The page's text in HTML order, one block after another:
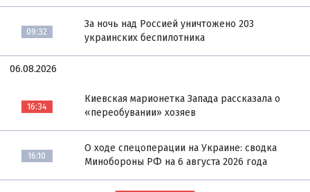
09:32
За ночь над Россией уничтожено 203
украинских беспилотника
06.08.2026
16:34
Киевская марионетка Запада рассказала о
«переобувании» хозяев
16:10
О ходе спецоперации на Украине: сводка
Минобороны РФ на 6 августа 2026 года